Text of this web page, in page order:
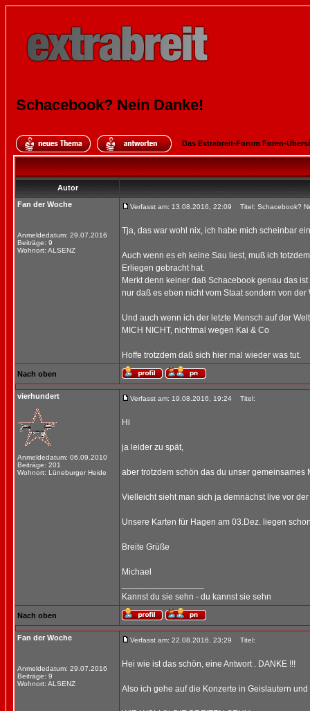
Schacebook? Nein Danke!
Das Extrabreit-Forum Foren-
Autor
Fan der Woche
Anmeldedatum: 29.07.2016
Beiträge: 9
Wohnort: ALSENZ
Verfasst am: 13.08.2016, 22:09 Titel: Schacebook?
Tja, das war wohl nix, ich habe mich scheinbar
Auch wenn es eh keine Sau liest, muß ich
Erliegen gebracht hat.
Merkt denn keiner daß Schacebook genau das
nur daß es eben nicht vom Staat sondern von
Und auch wenn ich der letzte Mensch auf der
MICH NICHT, nichtmal wegen Kai & Co
Hoffe trotzdem daß sich hier mal wieder was tut.
Nach oben
vierhundert
Anmeldedatum: 06.09.2010
Beiträge: 201
Wohnort: Lüneburger Heide
Verfasst am: 19.08.2016, 19:24 Titel:
Hi
ja leider zu spät,
aber trotzdem schön das du unser gemeinsames
Vielleicht sieht man sich ja demnächst live vor
Unsere Karten für Hagen am 03.Dez. liegen
Breite Grüße
Michael
Kannst du sie sehn - du kannst sie sehn
Nach oben
Fan der Woche
Anmeldedatum: 29.07.2016
Beiträge: 9
Wohnort: ALSENZ
Verfasst am: 22.08.2016, 23:29 Titel:
Hei wie ist das schön, eine Antwort . DANKE !!!
Also ich gehe auf die Konzerte in Geislautern und